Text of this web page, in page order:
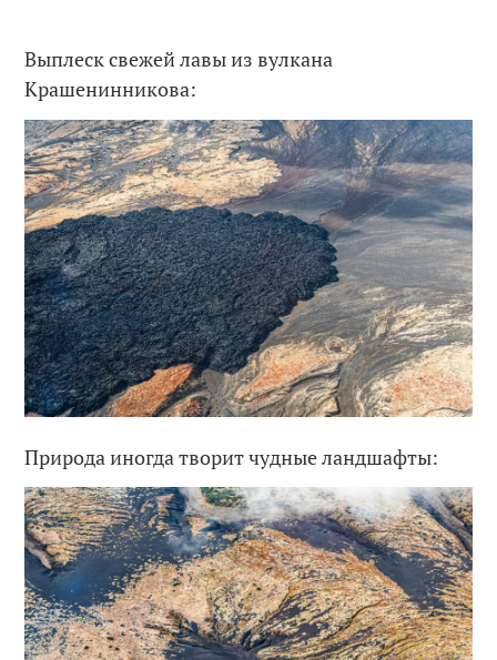
Выплеск свежей лавы из вулкана
Крашенинникова:
Природа иногда творит чудные ландшафты: